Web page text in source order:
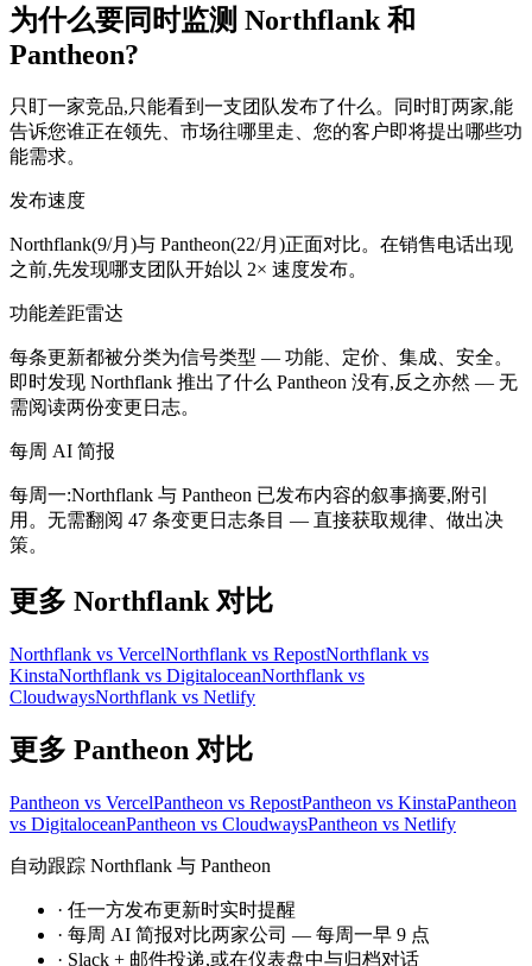
为什么要同时监测 Northflank 和
Pantheon?
只盯一家竞品,只能看到一支团队发布了什么。同时盯两家,能
告诉您谁正在领先、市场往哪里走、您的客户即将提出哪些功
能需求。
发布速度
Northflank(9/月)与 Pantheon(22/月)正面对比。在销售电话出现
之前,先发现哪支团队开始以 2× 速度发布。
功能差距雷达
每条更新都被分类为信号类型 — 功能、定价、集成、安全。
即时发现 Northflank 推出了什么 Pantheon 没有,反之亦然 — 无
需阅读两份变更日志。
每周 AI 简报
每周一:Northflank 与 Pantheon 已发布内容的叙事摘要,附引
用。无需翻阅 47 条变更日志条目 — 直接获取规律、做出决
策。
更多 Northflank 对比
Northflank vs VercelNorthflank vs RepostNorthflank vs
KinstaNorthflank vs DigitaloceanNorthflank vs
CloudwaysNorthflank vs Netlify
更多 Pantheon 对比
Pantheon vs VercelPantheon vs RepostPantheon vs KinstaPantheon
vs DigitaloceanPantheon vs CloudwaysPantheon vs Netlify
自动跟踪 Northflank 与 Pantheon
· 任一方发布更新时实时提醒
· 每周 AI 简报对比两家公司 — 每周一早 9 点
· Slack + 邮件投递,或在仪表盘中与归档对话